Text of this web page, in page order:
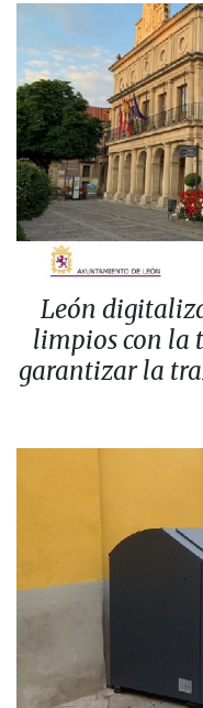
León
limpios con la
garantizar la